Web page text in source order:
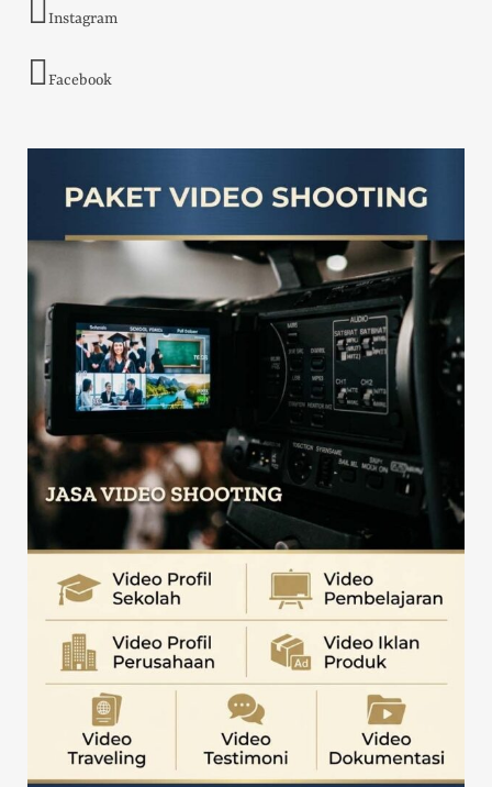
Instagram
Facebook